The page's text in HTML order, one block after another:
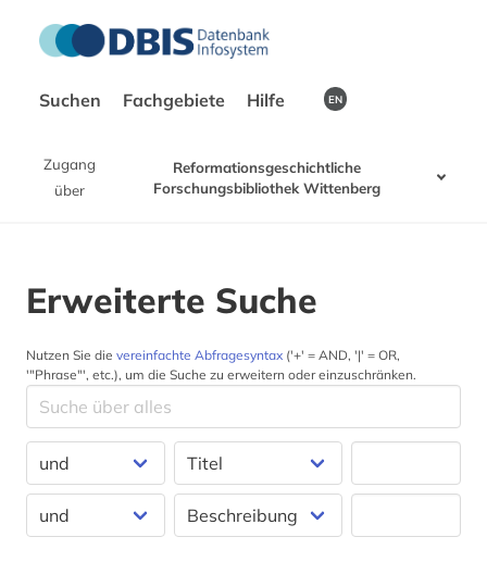
Suchen Fachgebiete Hilfe EN
Zugang
über
Reformationsgeschichtliche
Forschungsbibliothek Wittenberg
Erweiterte Suche
Nutzen Sie die vereinfachte Abfragesyntax ('+' = AND, '|' = OR,
'"Phrase"', etc.), um die Suche zu erweitern oder einzuschränken.